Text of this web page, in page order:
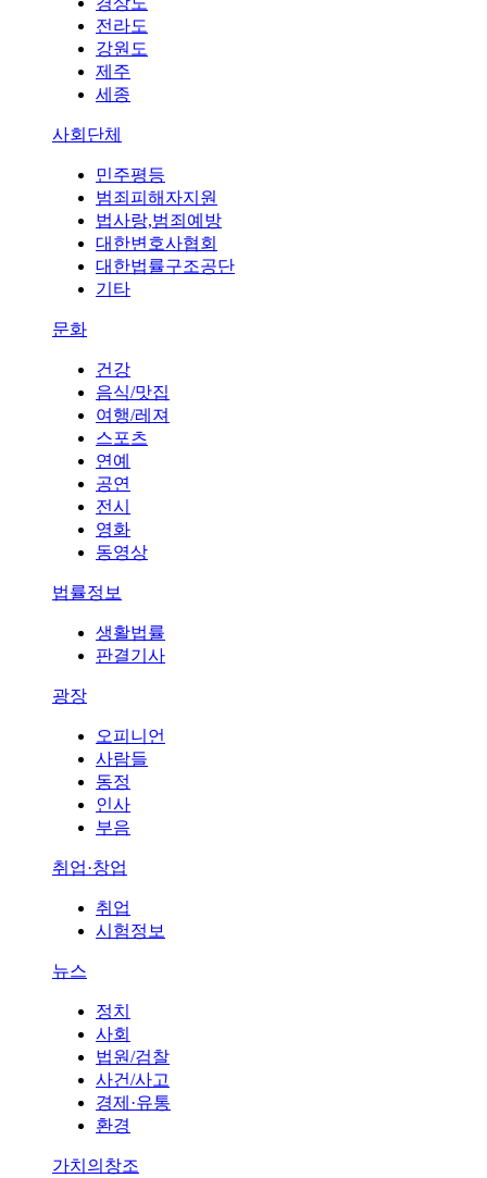
전라도
강원도
제주
세종
사회단체
민주평등
범죄피해자지원
법사랑,범죄예방
대한변호사협회
대한법률구조공단
기타
문화
건강
음식/맛집
여행/레져
스포츠
연예
공연
전시
영화
동영상
법률정보
생활법률
판결기사
광장
오피니언
사람들
동정
인사
부음
취업·창업
취업
시험정보
뉴스
정치
사회
법원/검찰
사건/사고
경제·유통
환경
가치의창조